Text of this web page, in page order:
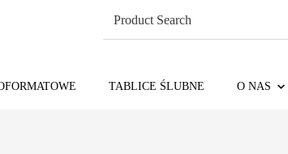
Search
for:
TABLICE ŚLUBNE O NAS